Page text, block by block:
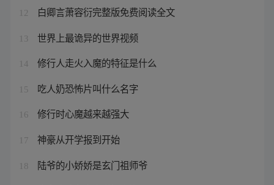
12 白卿言萧容衍完整版免费阅读全文
13 世界上最诡异的世界视频
14 修行人走火入魔的特征是什么
15 吃人奶恐怖片叫什么名字
16 修行时心魔越来越强大
17 神豪从开学报到开始
18 陆爷的小娇娇是玄门祖师爷